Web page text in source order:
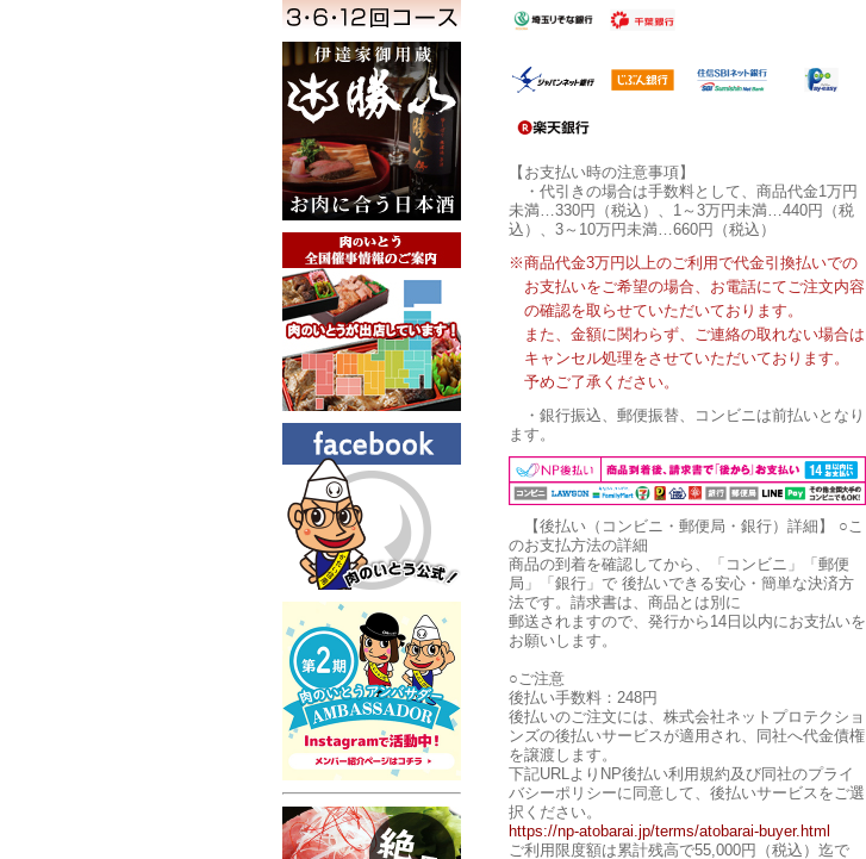
【お支払い時の注意事項】
・代引きの場合は手数料として、商品代金1万円
未満…330円（税込）、1～3万円未満…440円（税
込）、3～10万円未満…660円（税込）
※商品代金3万円以上のご利用で代金引換払いでの
お支払いをご希望の場合、お電話にてご注文内容
の確認を取らせていただいております。
また、金額に関わらず、ご連絡の取れない場合は
キャンセル処理をさせていただいております。
予めご了承ください。
・銀行振込、郵便振替、コンビニは前払いとなり
ます。
【後払い（コンビニ・郵便局・銀行）詳細】
○こ
のお支払方法の詳細
商品の到着を確認してから、「コンビニ」「郵便
局」「銀行」で 後払いできる安心・簡単な決済方
法です。請求書は、商品とは別に
郵送されますので、発行から14日以内にお支払いを
お願いします。
○ご注意
後払い手数料：248円
後払いのご注文には、株式会社ネットプロテクショ
ンズの後払いサービスが適用され、同社へ代金債権
を譲渡します。
下記URLよりNP後払い利用規約及び同社のプライ
バシーポリシーに同意して、後払いサービスをご選
択ください。
https://np-atobarai.jp/terms/atobarai-buyer.html
ご利用限度額は累計残高で55,000円（税込）迄で